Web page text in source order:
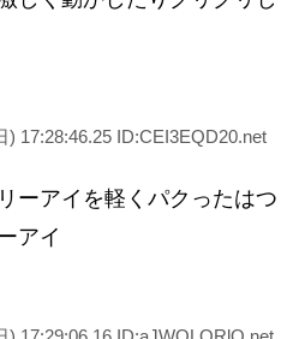
) 17:28:46.25 ID:CEI3EQD20.net
ーアイを軽くパクったはつ
アイ